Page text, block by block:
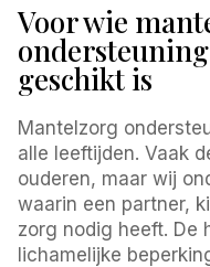
Voor wie
geschikt is
Mantelzorg
alle leeftijden. Vaak
ouderen, maar wij
waarin een partner,
zorg nodig heeft. De
lichamelijke